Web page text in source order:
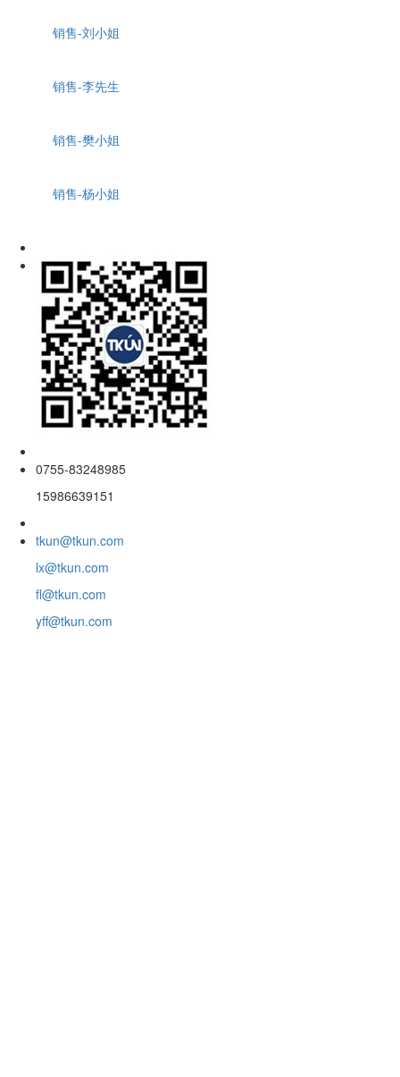
销售-刘小姐
销售-李先生
销售-樊小姐
销售-杨小姐
0755-83248985
15986639151
tkun@tkun.com
lx@tkun.com
fl@tkun.com
yff@tkun.com